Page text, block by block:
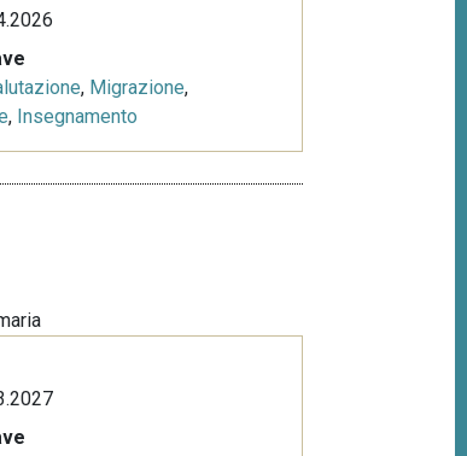
, Migrazione,
, Insegnamento